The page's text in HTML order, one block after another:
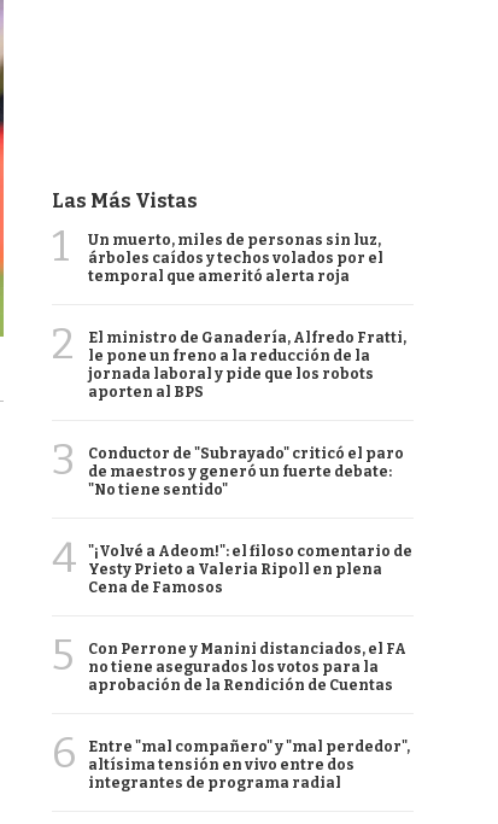
Las Más Vistas
1
Un muerto, miles de personas sin luz,
árboles caídos y techos volados por el
temporal que ameritó alerta roja
2
El ministro de Ganadería, Alfredo Fratti,
le pone un freno a la reducción de la
jornada laboral y pide que los robots
aporten al BPS
3
Conductor de "Subrayado" criticó el paro
de maestros y generó un fuerte debate:
"No tiene sentido"
4
"¡Volvé a Adeom!": el filoso comentario de
Yesty Prieto a Valeria Ripoll en plena
Cena de Famosos
5
Con Perrone y Manini distanciados, el FA
no tiene asegurados los votos para la
aprobación de la Rendición de Cuentas
6
Entre "mal compañero" y "mal perdedor",
altísima tensión en vivo entre dos
integrantes de programa radial